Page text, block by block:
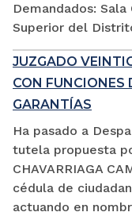
Demandados:
Superior del
JUZGADO
CON FUNCIONES
GARANTÍAS
Ha pasado a
tutela propuesta
CHAVARRIAGA
cédula de
actuando en